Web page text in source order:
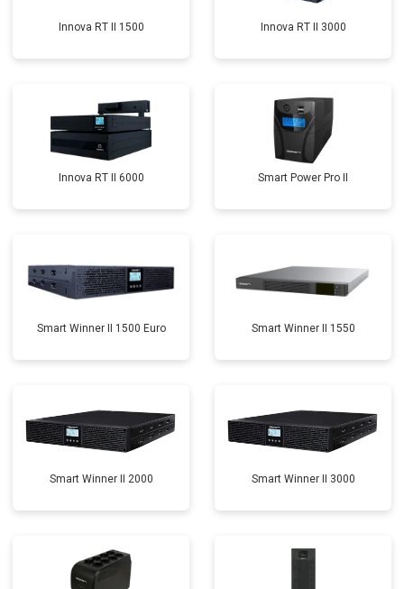
Innova RT II 1500 Innova RT II 3000
Innova RT II 6000 Smart Power Pro II
Smart Winner II 1500 Euro Smart Winner II 1550
Smart Winner II 2000 Smart Winner II 3000